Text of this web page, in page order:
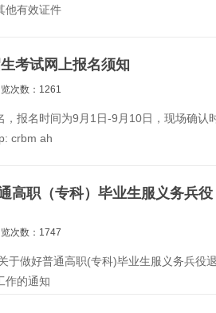
他有效证件
考试网上报名须知
次数：1261
报名时间为9月1日-9月10日，现场确认
crbm ah
高职（专科）毕业生服义务兵役
次数：1747
好普通高职(专科)毕业生服义务兵役
作的通知